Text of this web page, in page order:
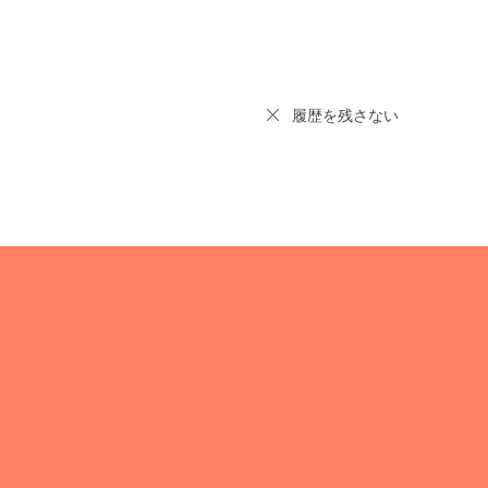
履歴を残さない